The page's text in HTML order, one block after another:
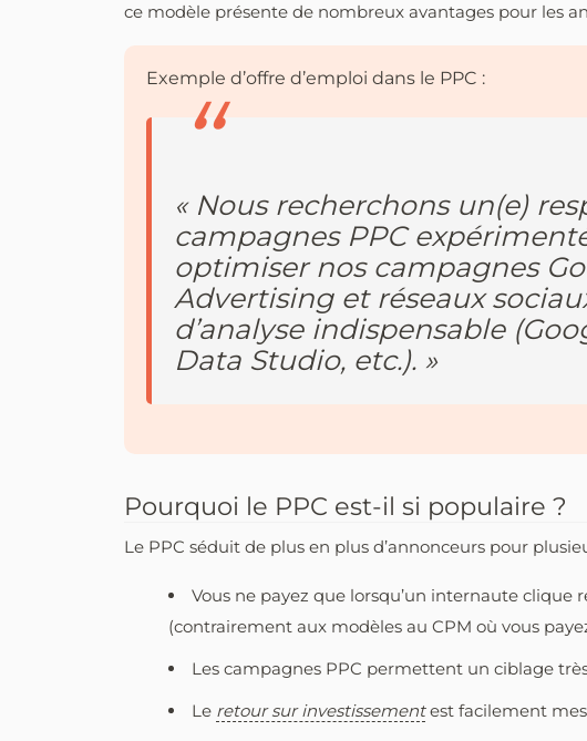
ce modèle présente de nombreux avantages pour les
Exemple d’offre d’emploi dans le PPC :
« Nous recherchons un(e)
campagnes PPC
optimiser nos campagnes
Advertising et réseaux
d’analyse indispensable
Data Studio, etc.). »
Pourquoi le PPC est-il si populaire ?
Le PPC séduit de plus en plus d’annonceurs pour
Vous ne payez que lorsqu’un internaute clique
(contrairement aux modèles au CPM où vous
Les campagnes PPC permettent un ciblage
Le retour sur investissementest facilement